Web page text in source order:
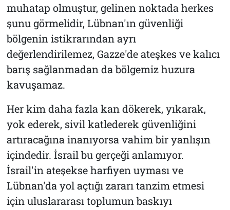
muhatap olmuştur, gelinen noktada herkes
şunu görmelidir, Lübnan'ın güvenliği
bölgenin istikrarından ayrı
değerlendirilemez, Gazze'de ateşkes ve kalıcı
barış sağlanmadan da bölgemiz huzura
kavuşamaz.
Her kim daha fazla kan dökerek, yıkarak,
yok ederek, sivil katlederek güvenliğini
artıracağına inanıyorsa vahim bir yanlışın
içindedir. İsrail bu gerçeği anlamıyor.
İsrail'in ateşekse harfiyen uyması ve
Lübnan'da yol açtığı zararı tanzim etmesi
için uluslararası toplumun baskıyı